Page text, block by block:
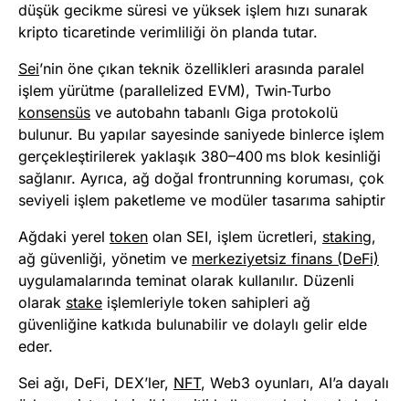
düşük gecikme süresi ve yüksek işlem hızı sunarak
kripto ticaretinde verimliliği ön planda tutar.
Sei’nin öne çıkan teknik özellikleri arasında paralel
işlem yürütme (parallelized EVM), Twin‑Turbo
konsensüs ve autobahn tabanlı Giga protokolü
bulunur. Bu yapılar sayesinde saniyede binlerce işlem
gerçekleştirilerek yaklaşık 380–400 ms blok kesinliği
sağlanır. Ayrıca, ağ doğal frontrunning koruması, çok
seviyeli işlem paketleme ve modüler tasarıma sahiptir
Ağdaki yerel token olan SEI, işlem ücretleri, staking,
ağ güvenliği, yönetim ve merkeziyetsiz finans (DeFi)
uygulamalarında teminat olarak kullanılır. Düzenli
olarak stake işlemleriyle token sahipleri ağ
güvenliğine katkıda bulunabilir ve dolaylı gelir elde
eder.
Sei ağı, DeFi, DEX’ler, NFT, Web3 oyunları, AI’a dayalı